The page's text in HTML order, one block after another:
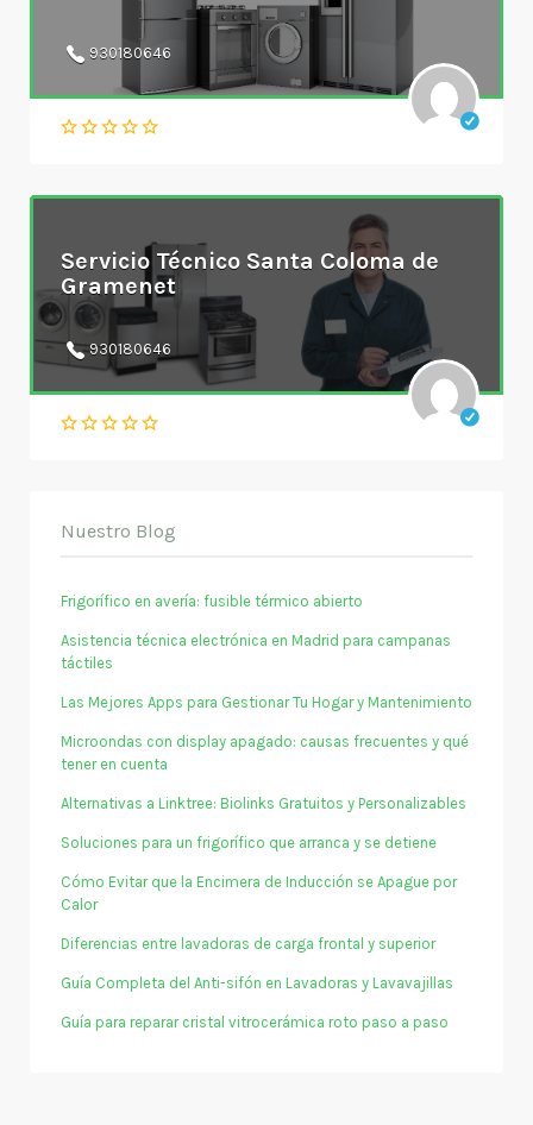
930180646
Servicio Técnico Santa Coloma de
Gramenet
930180646
Nuestro Blog
Frigorífico en avería: fusible térmico abierto
Asistencia técnica electrónica en Madrid para campanas
táctiles
Las Mejores Apps para Gestionar Tu Hogar y Mantenimiento
Microondas con display apagado: causas frecuentes y qué
tener en cuenta
Alternativas a Linktree: Biolinks Gratuitos y Personalizables
Soluciones para un frigorífico que arranca y se detiene
Cómo Evitar que la Encimera de Inducción se Apague por
Calor
Diferencias entre lavadoras de carga frontal y superior
Guía Completa del Anti-sifón en Lavadoras y Lavavajillas
Guía para reparar cristal vitrocerámica roto paso a paso